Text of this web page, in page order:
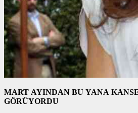
MART AYINDAN BU YANA
GÖRÜYORDU